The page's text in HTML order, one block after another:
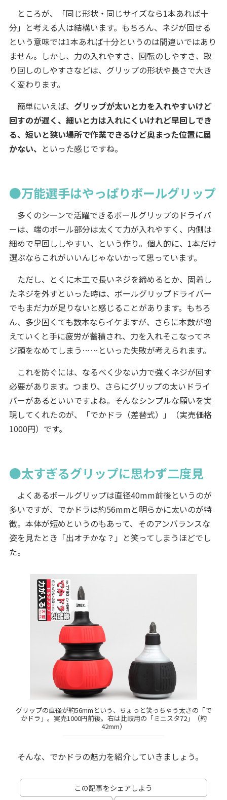
ところが、「同じ形状・同じサイズなら1本あれば十
分」と考える人は結構います。もちろん、ネジが回せる
という意味では1本あれば十分というのは間違いではあり
ません。しかし、力の入れやすさ、回転のしやすさ、取
り回しのしやすさなどは、グリップの形状や長さで大き
く変わります。
簡単にいえば、 グリップが太いと力を入れやすいけど
回すのが遅く、細いと力は入れにくいけれど早回しでき
る、短いと狭い場所で作業できるけど奥まった位置に届
かない、 といった感じですね。
●万能選手はやっぱりボールグリップ
多くのシーンで活躍できるボールグリップのドライバ
ーは、端のボール部分は太くて力が入れやすく、内側は
細めで早回ししやすい、という作り。個人的に、1本だけ
選ぶならこれがいいんじゃないかって思っています。
ただし、とくに木工で長いネジを締めるとか、固着し
たネジを外すといった時は、ボールグリップドライバー
でもまだ力が足りないと感じることがあります。もちろ
ん、多少固くても数本ならイケますが、さらに本数が増
えていくと手に疲労が蓄積され、力を入れそこなってネ
ジ頭をなめてしまう……といった失敗が考えられます。
これを防ぐには、なるべく少ない力で強くネジが回す
必要があります。つまり、さらにグリップの太いドライ
バーがあるといいですよね。そんなシンプルな願いを実
現してくれたのが、「でかドラ（差替式）」（実売価格
1000円）です。
●太すぎるグリップに思わず二度見
よくあるボールグリップは直径40mm前後というのが
多いですが、でかドラは約56mmと明らかに太いのが特
徴。本体が短めというのもあって、そのアンバランスな
姿を見たとき「出オチかな？」と笑ってしまうほどでし
た。
グリップの直径が約56mmという、ちょっと笑っちゃう太さの「で
かドラ」。実売1000円前後。右は比較用の「ミニスタ72」（約
42mm）
そんな、でかドラの魅力を紹介していきましょう。
この記事をシェアしよう